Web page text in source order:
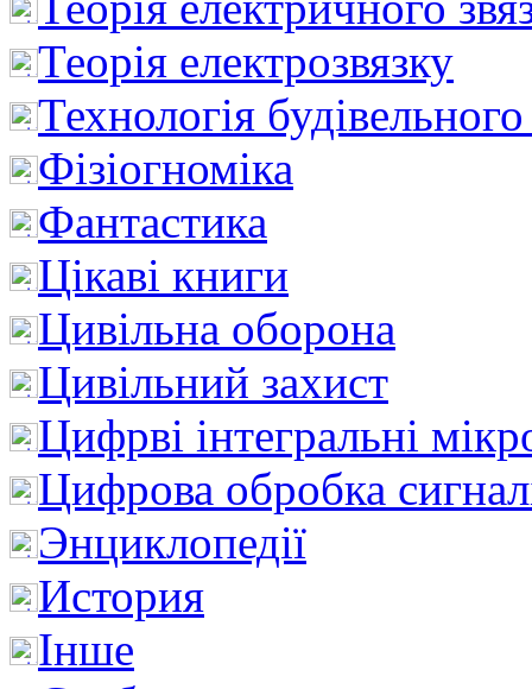
Теорія електрозвязку
Технологія
Фізіогноміка
Фантастика
Цікаві книги
Цивільна оборона
Цивільний захист
Цифрві інтегральні
Цифрова обробка
Энциклопедії
История
Інше